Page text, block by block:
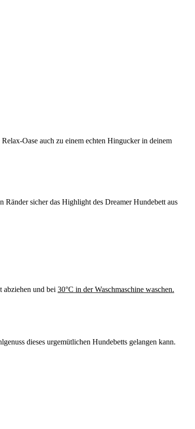
Oase auch zu einem echten Hingucker in deinem
Ränder sicher das Highlight des Dreamer Hundebett aus
abziehen und bei 30°C in der Waschmaschine waschen.
dieses urgemütlichen Hundebetts gelangen kann.